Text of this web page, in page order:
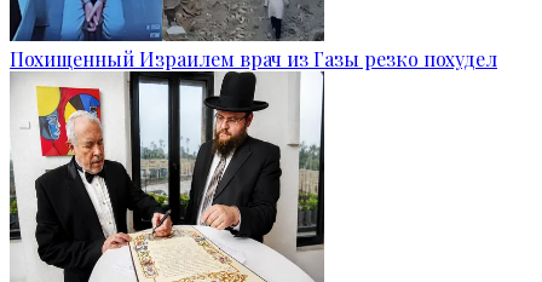
Похищенный Израилем врач из Газы резко похудел